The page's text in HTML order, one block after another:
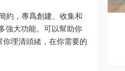
約，專爲創建、收集和
強大功能。可以幫助你
理清頭緒，在你需要的